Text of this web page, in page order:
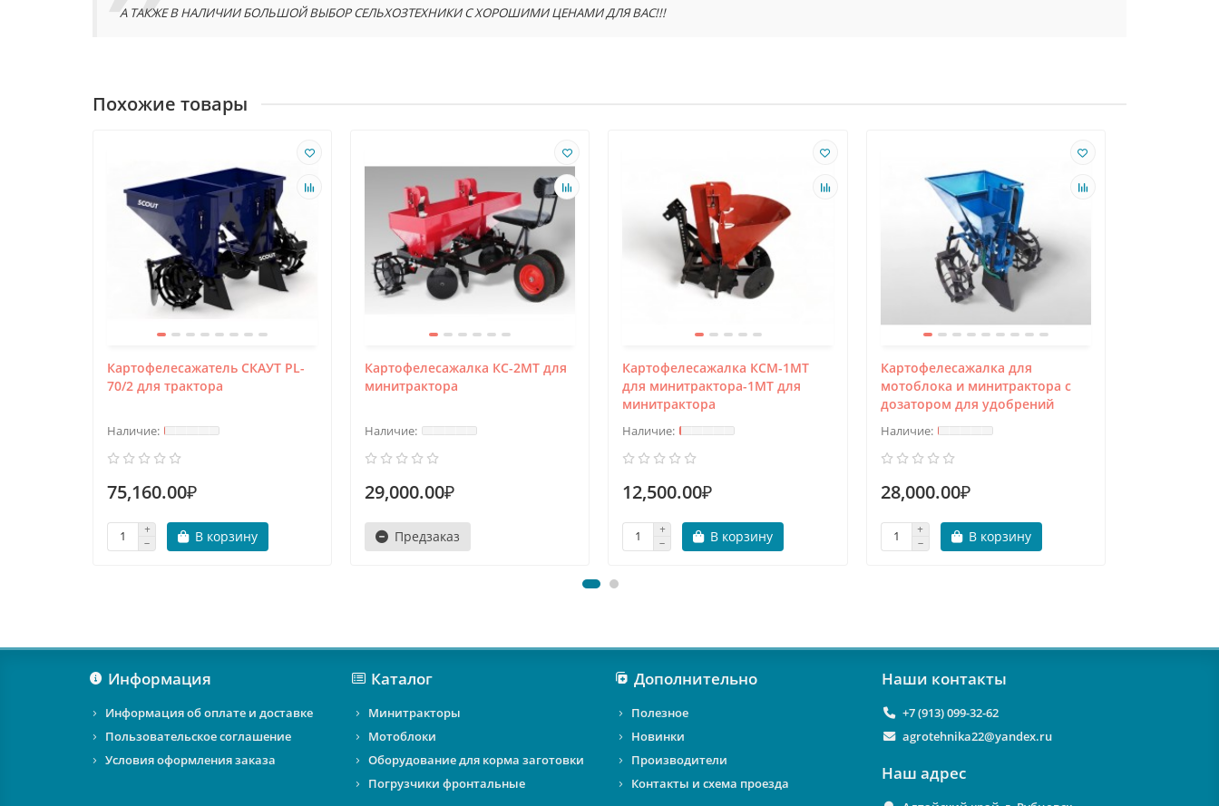
А ТАКЖЕ В НАЛИЧИИ БОЛЬШОЙ ВЫБОР СЕЛЬХОЗТЕХНИКИ С ХОРОШИМИ ЦЕНАМИ ДЛЯ ВАС!!!
Похожие товары
Картофелесажатель СКАУТ PL-
70/2 для трактора
75,160.00₽
В корзину
Картофелесажалка КС-2МТ для
минитрактора
29,000.00₽
Предзаказ
Картофелесажалка КСМ-1МТ
для минитрактора-1МТ для
минитрактора
12,500.00₽
В корзину
Картофелесажалка для
мотоблока и минитрактора с
дозатором для удобрений
28,000.00₽
В корзину
Информация
Информация об оплате и доставке
Пользовательское соглашение
Условия оформления заказа
Каталог
Минитракторы
Мотоблоки
Оборудование для корма заготовки
Погрузчики фронтальные
Дополнительно
Полезное
Новинки
Производители
Контакты и схема проезда
Наши контакты
+7 (913) 099-32-62
agrotehnika22@yandex.ru
Наш адрес